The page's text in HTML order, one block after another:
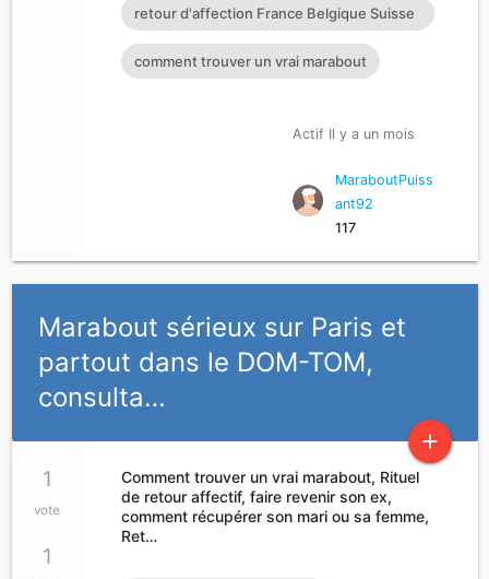
retour d'affection France Belgique Suisse
Allemagne
comment trouver un vrai marabout
Actif Il y a un mois
MaraboutPuiss
ant92
117
Marabout sérieux sur Paris et
partout dans le DOM-TOM,
consulta…
add
1
vote
1
Comment trouver un vrai marabout, Rituel
de retour affectif, faire revenir son ex,
comment récupérer son mari ou sa femme,
Ret…